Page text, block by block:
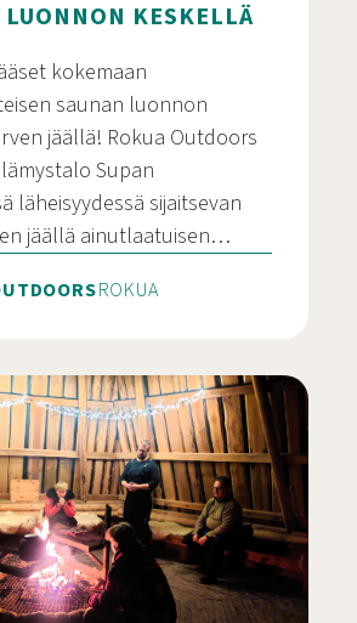
KESKELLÄ
kokemaan
saunan luonnon
jäällä! Rokua Outdoors
Supan
läheisyydessä sijaitsevan
jäällä ainutlaatuisen…
ROKUA